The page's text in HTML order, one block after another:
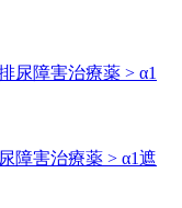
尿障害治療薬 > α1
障害治療薬 > α1遮